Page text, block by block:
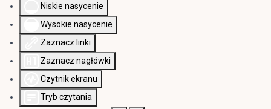
Niskie nasycenie
Wysokie nasycenie
Zaznacz linki
Zaznacz nagłówki
Czytnik ekranu
Tryb czytania